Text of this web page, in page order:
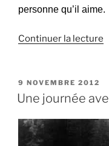
personne qu’il aime.
Continuer la lecture
PUBLIÉ
LE
9 NOVEMBRE 2012
Une journée